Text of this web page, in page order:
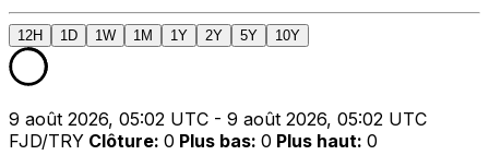
12H 1D 1W 1M 1Y 2Y 5Y 10Y
9 août 2026, 05:02 UTC - 9 août 2026, 05:02 UTC
FJD/TRY Clôture: 0 Plus bas: 0 Plus haut: 0